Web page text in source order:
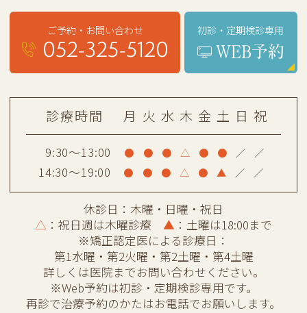
ご予約・お問い合わせ
052-325-5120
初診・定期検診専用
WEB予約
診療時間 月 火 水 木 金 土 日 祝
9:30～13:00 ● ● ● △ ● ● ／ ／
14:30～19:00 ● ● ● △ ● ▲ ／ ／
休診日：木曜・日曜・祝日
△ ：祝日週は木曜診療 ▲ ：土曜は18:00まで
※矯正認定医による診療日：
第1水曜・第2火曜・第2土曜・第4土曜
詳しくは医院までお問い合わせください。
※Web予約は初診・定期検診専用です。
再診で治療予約のかたはお電話でお願いします。